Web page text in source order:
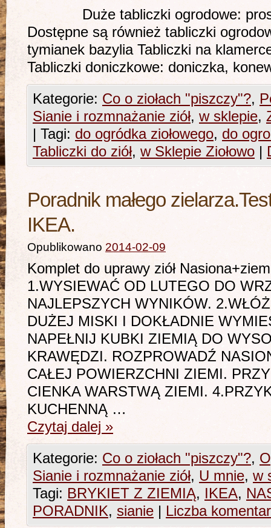
Duże tabliczki ogrodowe:
Dostępne są również tabliczki
tymianek bazylia Tabliczki na
Tabliczki doniczkowe: doniczka,
Kategorie: Co o ziołach "piszczy"?,
Sianie i rozmnażanie ziół, w sklepie,
| Tagi: do ogródka ziołowego, do
Tabliczki do ziół, w Sklepie Ziołowo |
Poradnik małego
IKEA.
Opublikowano 2014-02-09
Komplet do uprawy ziół
1.WYSIEWAĆ OD LUTEGO DO
NAJLEPSZYCH WYNIKÓW.
DUŻEJ MISKI I DOKŁADNIE
NAPEŁNIJ KUBKI ZIEMIĄ DO
KRAWĘDZI. ROZPROWADŹ
CAŁEJ POWIERZCHNI ZIEMI.
CIENKA WARSTWĄ ZIEMI.
KUCHENNĄ …
Czytaj dalej »
Kategorie: Co o ziołach "piszczy"?,
Sianie i rozmnażanie ziół, U mnie, w
Tagi: BRYKIET Z ZIEMIĄ, IKEA,
PORADNIK, sianie | Liczba